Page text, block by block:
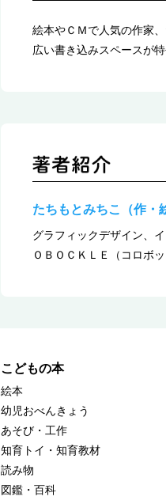
絵本やＣＭで人気の作家
広い書き込みスペースが
たちもとみちこ（作・
グラフィックデザイン、
ＯＢＯＣＫＬＥ（コロボ
こどもの本
絵本
幼児おべんきょう
あそび・工作
知育トイ・知育教材
読み物
図鑑・百科